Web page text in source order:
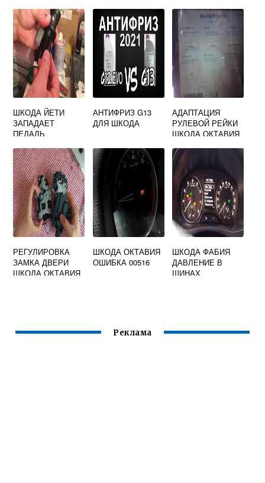
ШКОДА ЙЕТИ
ЗАПАДАЕТ
ПЕДАЛЬ
АНТИФРИЗ G13
ДЛЯ ШКОДА
АДАПТАЦИЯ
РУЛЕВОЙ РЕЙКИ
ШКОДА ОКТАВИЯ
РЕГУЛИРОВКА
ЗАМКА ДВЕРИ
ШКОДА ОКТАВИЯ
ШКОДА ОКТАВИЯ
ОШИБКА 00516
ШКОДА ФАБИЯ
ДАВЛЕНИЕ В
ШИНАХ
Реклама